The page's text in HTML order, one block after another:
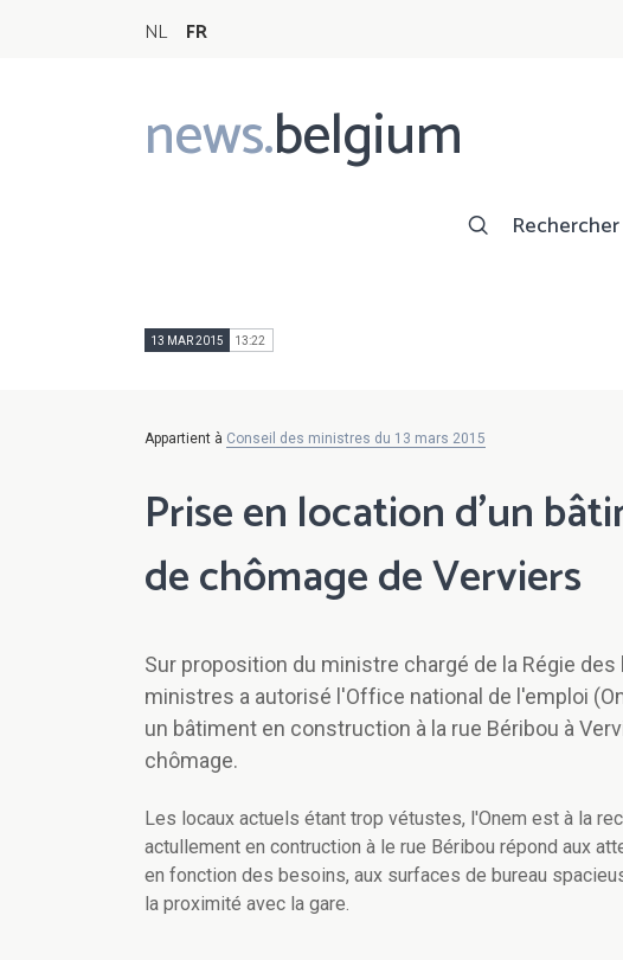
NL FR
news.belgium
Main
navigation
13 MAR 2015 13:22
Appartient à Conseil des ministres du 13 mars 2015
Prise en location d'un
de chômage de Verviers
Sur proposition du ministre chargé de la Régie
ministres a autorisé l'Office national de l'emploi
un bâtiment en construction à la rue Béribou à
chômage.
Les locaux actuels étant trop vétustes, l'Onem est à la
actullement en contruction à le rue Béribou répond aux
en fonction des besoins, aux surfaces de bureau
la proximité avec la gare.